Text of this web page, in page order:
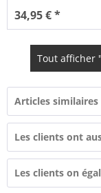
34,95 € *
Tout afficher
Articles similaires
Les clients ont
Les clients on